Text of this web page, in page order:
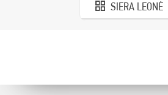
SIERA LEONĖ